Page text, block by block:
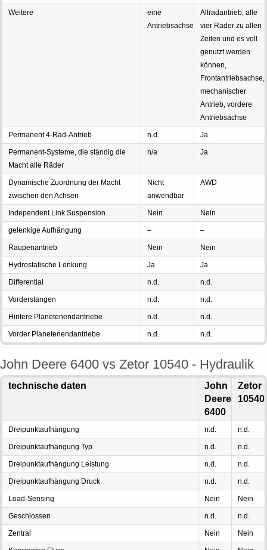
Weitere
eine
Antriebsachse
Allradantrieb, alle
vier Räder zu allen
Zeiten und es voll
genutzt werden
können,
Frontantriebsachse,
mechanischer
Antrieb, vordere
Antriebsachse
Permanent 4-Rad-Antrieb n.d. Ja
Permanent-Systeme, die ständig die
Macht alle Räder
n/a Ja
Dynamische Zuordnung der Macht
zwischen den Achsen
Nicht
anwendbar
AWD
Independent Link Suspension Nein Nein
gelenkige Aufhängung – –
Raupenantrieb Nein Nein
Hydrostatische Lenkung Ja Ja
Differential n.d. n.d.
Vorderstangen n.d. n.d.
Hintere Planetenendantriebe n.d. n.d.
Vorder Planetenendantriebe n.d. n.d.
John Deere 6400 vs Zetor 10540 - Hydraulik
technische daten
John
Deere
6400
Zetor
10540
Dreipunktaufhängung n.d. n.d.
Dreipunktaufhängung Typ n.d. n.d.
Dreipunktaufhängung Leistung n.d. n.d.
Dreipunktaufhängung Druck n.d. n.d.
Load-Sensing Nein Nein
Geschlossen n.d. n.d.
Zentral Nein Nein